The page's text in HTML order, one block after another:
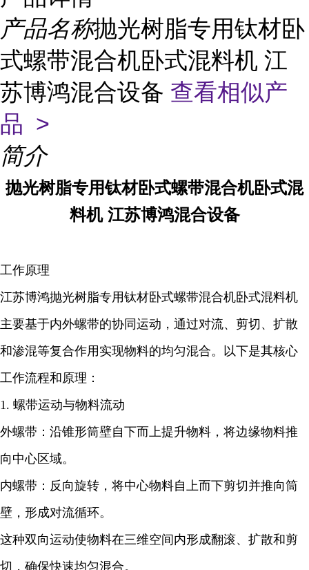
产品名称抛光树脂专用钛材卧
式螺带混合机卧式混料机 江
苏博鸿混合设备 查看相似产
品 >
简介
抛光树脂专用钛材卧式螺带混合机卧式混
料机 江苏博鸿混合设备
工作原理
江苏博鸿抛光树脂专用钛材卧式螺带混合机卧式混料机
主要基于内外螺带的协同运动，通过对流、剪切、扩散
和渗混等复合作用实现物料的均匀混合。以下是其核心
工作流程和原理：
1. 螺带运动与物料流动
外螺带：沿锥形筒壁自下而上提升物料，将边缘物料推
向中心区域。
内螺带：反向旋转，将中心物料自上而下剪切并推向筒
壁，形成对流循环。
这种双向运动使物料在三维空间内形成翻滚、扩散和剪
切，确保快速均匀混合。